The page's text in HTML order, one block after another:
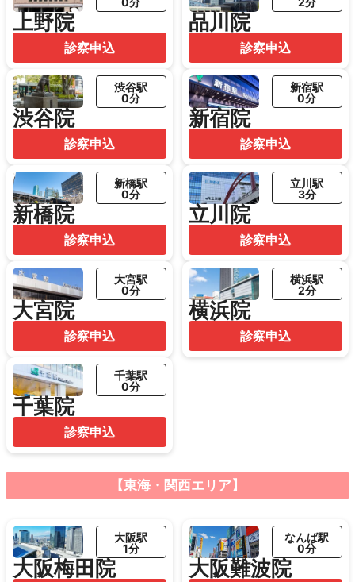
上野院
診察申込
品川院
診察申込
渋谷院
渋谷駅
0分
診察申込
新宿院
新宿駅
0分
診察申込
新橋院
新橋駅
0分
診察申込
立川院
立川駅
3分
診察申込
大宮院
大宮駅
0分
診察申込
横浜院
横浜駅
2分
診察申込
千葉院
千葉駅
0分
診察申込
【東海・関西エリア】
大阪梅田院
大阪駅
1分
大阪難波院
なんば駅
0分